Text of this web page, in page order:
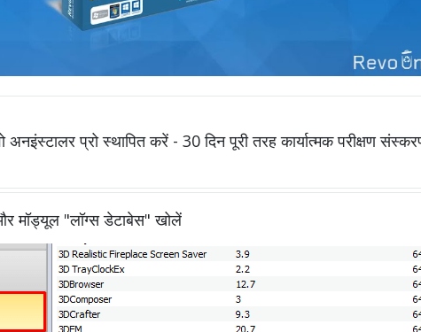
प्रो स्थापित करें - 30 दिन पूरी तरह कार्यात्मक परीक्षण
मॉड्यूल "लॉग्स डेटाबेस" खोलें